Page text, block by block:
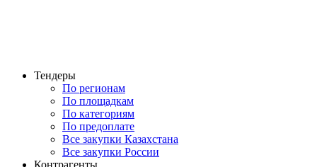
Тендеры
По регионам
По площадкам
По категориям
По предоплате
Все закупки Казахстана
Все закупки России